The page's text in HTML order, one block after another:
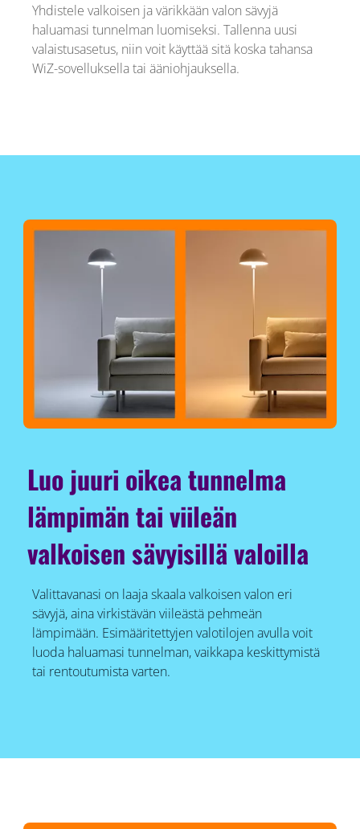
Yhdistele valkoisen ja värikkään valon sävyjä
haluamasi tunnelman luomiseksi. Tallenna uusi
valaistusasetus, niin voit käyttää sitä koska tahansa
WiZ-sovelluksella tai ääniohjauksella.
Luo juuri oikea tunnelma
lämpimän tai viileän
valkoisen sävyisillä valoilla
Valittavanasi on laaja skaala valkoisen valon eri
sävyjä, aina virkistävän viileästä pehmeän
lämpimään. Esimääritettyjen valotilojen avulla voit
luoda haluamasi tunnelman, vaikkapa keskittymistä
tai rentoutumista varten.